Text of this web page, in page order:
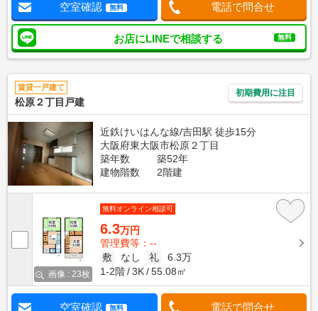
空室確認 無料 電話で問合せ
お店にLINEで相談する 無料
賃貸一戸建て
松原２丁目戸建
初期費用に注目
近鉄けいはんな線/吉田駅 徒歩15分
大阪府東大阪市松原２丁目
築年数
築52年
建物階数
2階建
画像 : 23枚
無料オンライン相談可
6.3万円
管理費等：--
敷
なし 礼
6.3万
1-2階
3K 55.08㎡
空室確認 無料 電話で問合せ